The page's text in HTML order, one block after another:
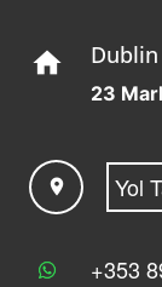
home
23
location_on Yol
+353